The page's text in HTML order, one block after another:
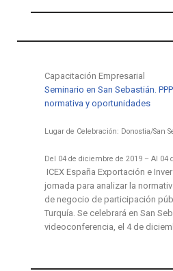
Capacitación Empresarial
Seminario en San Sebastián.
normativa y oportunidades
Lugar de Celebración: Donostia/San
Del 04 de diciembre de 2019 – Al 04
ICEX España Exportación e
jornada para analizar la
de negocio de participación
Turquía. Se celebrará en San
videoconferencia, el 4 de